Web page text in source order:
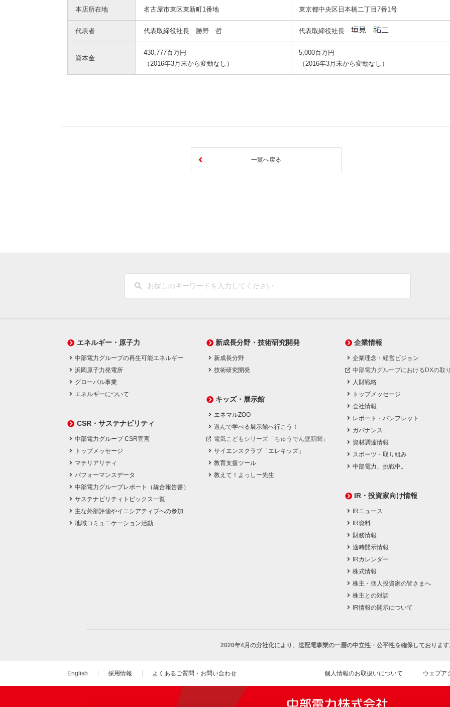
本店所在地 名古屋市東区東新町1番地 東京都中央区日本橋二丁目7番1号
代表者 代表取締役社長 勝野 哲 代表取締役社長
資本金
430,777百万円
（2016年3月末から変動なし）
5,000百万円
（2016年3月末から変動なし）
一覧へ戻る
エネルギー・原子力
中部電力グループの再生可能エネルギー
浜岡原子力発電所
グローバル事業
エネルギーについて
CSR・サステナビリティ
中部電力グループ CSR宣言
トップメッセージ
マテリアリティ
パフォーマンスデータ
中部電力グループレポート（統合報告書）
サステナビリティトピックス一覧
主な外部評価やイニシアティブへの参加
地域コミュニケーション活動
新成長分野・技術研究開発
新成長分野
技術研究開発
キッズ・展示館
エネマルZOO
遊んで学べる展示館へ行こう！
電気こどもシリーズ「ちゅうでん壁新聞」
サイエンスクラブ「エレキッズ」
教育支援ツール
教えて！よっしー先生
企業情報
企業理念・経営ビジョン
中部電力グループにおけるDXの取
人財戦略
トップメッセージ
会社情報
レポート・パンフレット
ガバナンス
資材調達情報
スポーツ・取り組み
中部電力、挑戦中。
IR・投資家向け情報
IRニュース
IR資料
財務情報
適時開示情報
IRカレンダー
株式情報
株主・個人投資家の皆さまへ
株主との対話
IR情報の開示について
2020年4月の分社化により、 送配電事業の一層の中立性・公平性を確保しております
English 採用情報 よくあるご質問・お問い合わせ 個人情報のお取扱いについて ウェブア